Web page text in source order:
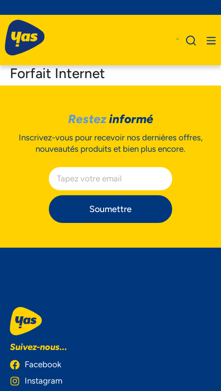
Business
Assistance
Forfait Internet
Restezinformé
Inscrivez-vous pour recevoir nos dernières offres,
nouveautés produits et bien plus encore.
Soumettre
Suivez-nous...
Facebook
Instagram